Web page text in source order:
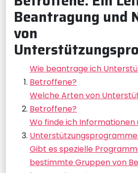
Beantragung und
von
Wie beantrage ich
Betroffene?
Welche Arten von
Betroffene?
Wo finde ich Informationen
Gibt es spezielle
bestimmte Gruppen von